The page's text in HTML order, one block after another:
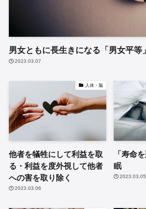
男女ともに長生きになる「男女平等」
2023.03.07
人体・脳
他者を犠牲にして利益を取
る・利益を度外視して他者
への害を取り除く
2023.03.06
「寿命
眠
2023.03.05